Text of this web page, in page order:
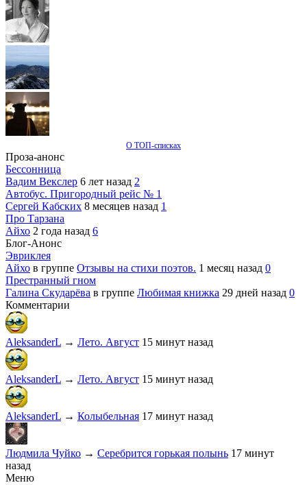
О ТОП-списках
Проза-анонс
Бессонница
Вадим Векслер 6 лет назад 2
Автобус. Пригородный рейс № 1
Сергей Кабских 8 месяцев назад 1
Про Тарзана
Айхо 2 года назад 6
Блог-Анонс
Эвриклея
Айхо в группе Отзывы на стихи поэтов. 1 месяц назад 0
Престранный гном
Галина Скударёва в группе Любимая книжка 29 дней назад 0
Комментарии
AleksanderL → Лето. Август 15 минут назад
AleksanderL → Лето. Август 15 минут назад
AleksanderL → Колыбельная 17 минут назад
Людмила Чуйко → Серебрится горькая полынь 17 минут
назад
Меню